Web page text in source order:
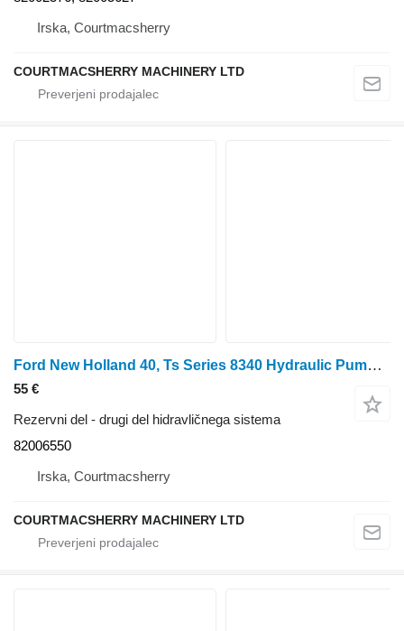
Irska, Courtmacsherry
COURTMACSHERRY MACHINERY LTD
Ford New Holland 40, Ts Series 8340 Hydraulic Pump Drive Gear Z 49 82 82006550 za traktor
55 €
Rezervni del - drugi del hidravličnega sistema
82006550
Irska, Courtmacsherry
COURTMACSHERRY MACHINERY LTD